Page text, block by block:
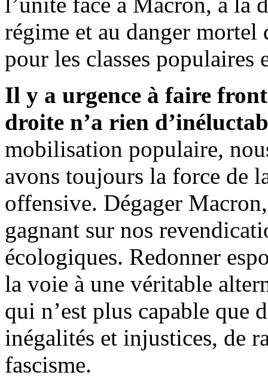
régime et au danger mortel
pour les classes populaires
Il y a urgence à faire
droite n’a rien
mobilisation populaire,
avons toujours la force de
offensive. Dégager
gagnant sur nos
écologiques. Redonner
la voie à une véritable
qui n’est plus capable que
inégalités et injustices, de
fascisme.